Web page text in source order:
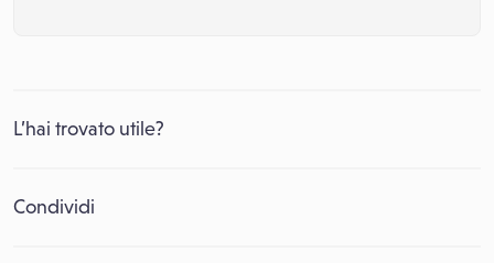
L’hai trovato utile?
Condividi